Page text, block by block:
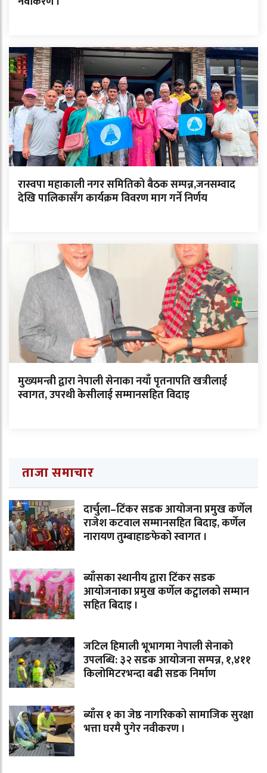
रास्वपा महाकाली नगर समितिको बैठक सम्पन्न,जनसम्वाद
देखि पालिकासँग कार्यक्रम विवरण माग गर्ने निर्णय
मुख्यमन्त्री द्वारा नेपाली सेनाका नयाँ पृतनापति खत्रीलाई
स्वागत, उपरथी केसीलाई सम्मानसहित विदाइ
ताजा समाचार
दार्चुला–टिंकर सडक आयोजना प्रमुख कर्णेल
राजेश कटवाल सम्मानसहित बिदाइ, कर्णेल
नारायण तुम्बाहाङफेको स्वागत ।
ब्याँसका स्थानीय द्वारा टिंकर सडक
आयोजनाका प्रमुख कर्णेल कट्वालको सम्मान
सहित बिदाइ ।
जटिल हिमाली भूभागमा नेपाली सेनाको
उपलब्धि: ३२ सडक आयोजना सम्पन्न, १,४११
किलोमिटरभन्दा बढी सडक निर्माण
ब्याँस १ का जेष्ठ नागरिकको सामाजिक सुरक्षा
भत्ता घरमै पुगेर नवीकरण ।